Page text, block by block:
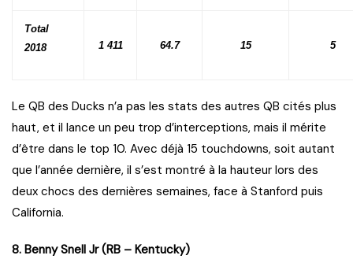
Total
2018
1 411 64.7 15 5
Le QB des Ducks n’a pas les stats des autres QB cités plus
haut, et il lance un peu trop d’interceptions, mais il mérite
d’être dans le top 10. Avec déjà 15 touchdowns, soit autant
que l’année dernière, il s’est montré à la hauteur lors des
deux chocs des dernières semaines, face à Stanford puis
California.
8. Benny Snell Jr (RB – Kentucky)